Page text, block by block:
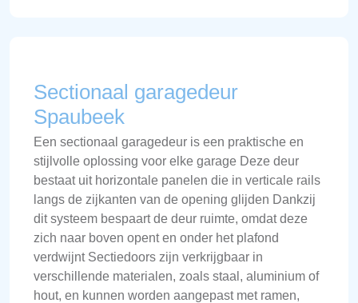
Sectionaal garagedeur
Spaubeek
Een sectionaal garagedeur is een praktische en
stijlvolle oplossing voor elke garage Deze deur
bestaat uit horizontale panelen die in verticale rails
langs de zijkanten van de opening glijden Dankzij
dit systeem bespaart de deur ruimte, omdat deze
zich naar boven opent en onder het plafond
verdwijnt Sectiedoors zijn verkrijgbaar in
verschillende materialen, zoals staal, aluminium of
hout, en kunnen worden aangepast met ramen,